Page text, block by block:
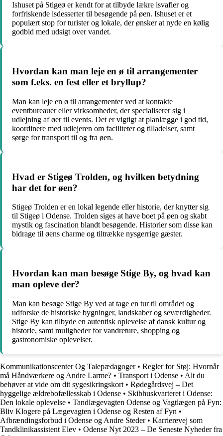
Ishuset på Stigeø er kendt for at tilbyde lækre isvafler og
forfriskende isdesserter til besøgende på øen. Ishuset er et
populært stop for turister og lokale, der ønsker at nyde en kølig
godbid med udsigt over vandet.
Hvordan kan man leje en ø til arrangementer
som f.eks. en fest eller et bryllup?
Man kan leje en ø til arrangementer ved at kontakte
eventbureauer eller virksomheder, der specialiserer sig i
udlejning af øer til events. Det er vigtigt at planlægge i god tid,
koordinere med udlejeren om faciliteter og tilladelser, samt
sørge for transport til og fra øen.
Hvad er Stigeø Trolden, og hvilken betydning
har det for øen?
Stigeø Trolden er en lokal legende eller historie, der knytter sig
til Stigeø i Odense. Trolden siges at have boet på øen og skabt
mystik og fascination blandt besøgende. Historier som disse kan
bidrage til øens charme og tiltrække nysgerrige gæster.
Hvordan kan man besøge Stige By, og hvad kan
man opleve der?
Man kan besøge Stige By ved at tage en tur til området og
udforske de historiske bygninger, landskaber og seværdigheder.
Stige By kan tilbyde en autentisk oplevelse af dansk kultur og
historie, samt muligheder for vandreture, shopping og
gastronomiske oplevelser.
Kommunikationscenter Og Talepædagoger• Regler for Støj: Hvornår
må Håndværkere og Andre Larme? • Transport i Odense • Alt du
behøver at vide om dit sygesikringskort • Rødegårdsvej – Det
hyggelige ældrebofællesskab i Odense • Skibhuskvarteret i Odense:
Den lokale oplevelse • Tandlægevagten Odense og Vagtlægen på Fyn:
Bliv Klogere på Lægevagten i Odense og Resten af Fyn •
Afbrændingsforbud i Odense og Andre Steder• Karrierevej som
Tandklinikassistent Elev • Odense Nyt 2023 – De Seneste Nyheder fra